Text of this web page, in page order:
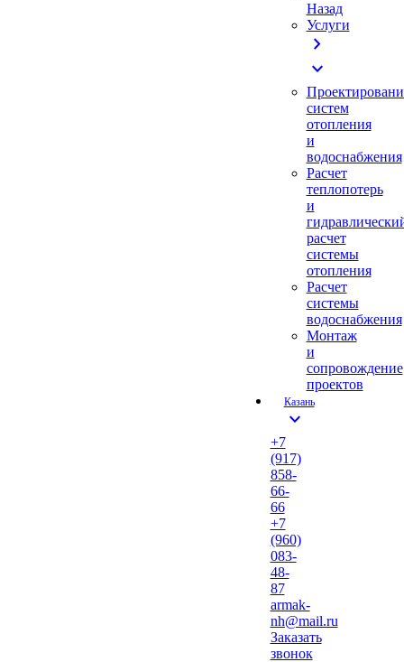
Назад
Услуги
chevron_right
expand_more
систем
отопления
и
водоснабжения
Расчет
теплопотерь
и
расчет
системы
отопления
Расчет
системы
водоснабжения
Монтаж
и
сопровождение
проектов
Казань
expand_more
+7
(917)
858-
66-
66
+7
(960)
083-
48-
87
armak-
nh@mail.ru
Заказать
звонок